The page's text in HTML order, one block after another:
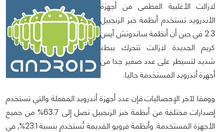
لازالت الأغلبية العظمى من أجهزة
الأندرويد تستخدم أنظمة خبز الزنجبيل
2.3 في حين أن أنظمة ساندوتش آيس
كريم الجديدة لازالت تتحرك ببطء
شديد لتسيطر على عدد صغير جدا من
أجهزة أندرويد المستخدمة حاليا.
ووفقا لآخر الإحصائيات فإن عدد أجهزة أندرويد المفعلة والتي تستخدم
إصدارات مختلفة من أنظمة خبز الزنجبيل تصل إلى 63.7% من جميع
الأجهزة المستخدمة. وأنظمة فرويو القديمة تُستخدم بنسبة 23.1%, في